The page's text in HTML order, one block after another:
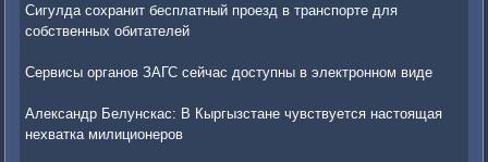
Сигулда сохранит бесплатный проезд в транспорте для
собственных обитателей
Сервисы органов ЗАГС сейчас доступны в электронном виде
Александр Белунскас: В Кыргызстане чувствуется настоящая
нехватка милиционеров